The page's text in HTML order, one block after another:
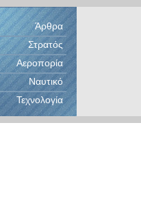
Άρθρα
Στρατός
Αεροπορία
Ναυτικό
Τεχνολογία